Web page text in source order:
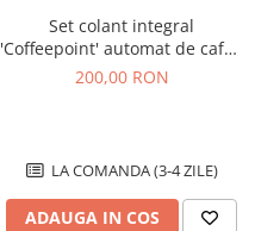
Set colant integral
'Coffeepoint' automat de cafea
boabe Wittenborg 7100
200,00 RON
LA COMANDA (3-4 ZILE)
ADAUGA IN COS